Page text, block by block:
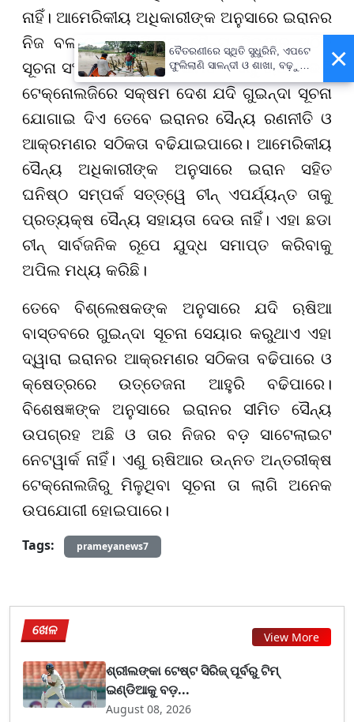
ନାହିଁ। ଆମେରିକୀୟ ଅଧିକାରୀଙ୍କ ଅନୁସାରେ ଇରାନର
ନିଜ ବଳରେ ଆମେରିକୀୟ ସୈନ୍ୟ ଠିକଣାର ସଠିକ
ସୂଚନା ସଂଗ୍ରହର କ୍ଷମତା ସୀମିତ । ଏଣୁ ଋଷିଆ ଭଳି
ଟେକ୍ନୋଲଜିରେ ସକ୍ଷମ ଦେଶ ଯଦି ଗୁଇନ୍ଦା ସୂଚନା
ଯୋଗାଇ ଦିଏ ତେବେ ଇରାନର ସୈନ୍ୟ ରଣନୀତି ଓ
ଆକ୍ରମଣର ସଠିକତା ବଢିଯାଇପାରେ। ଆମେରିକୀୟ
ସୈନ୍ୟ ଅଧିକାରୀଙ୍କ ଅନୁସାରେ ଇରାନ ସହିତ
ଘନିଷ୍ଠ ସମ୍ପର୍କ ସତ୍ତ୍ୱେ ଚୀନ୍ ଏପର୍ଯ୍ୟନ୍ତ ତାକୁ
ପ୍ରତ୍ୟକ୍ଷ ସୈନ୍ୟ ସହାୟତା ଦେଉ ନାହିଁ। ଏହା ଛଡା
ଚୀନ୍ ସାର୍ବଜନିକ ରୂପେ ଯୁଦ୍ଧ ସମାପ୍ତ କରିବାକୁ
ଅପିଲ ମଧ୍ୟ କରିଛି।
ତେବେ ବିଶ୍ଲେଷକଙ୍କ ଅନୁସାରେ ଯଦି ଋଷିଆ
ବାସ୍ତବରେ ଗୁଇନ୍ଦା ସୂଚନା ସେୟାର କରୁଥାଏ ଏହା
ଦ୍ୱାରା ଇରାନର ଆକ୍ରମଣର ସଠିକତା ବଢିପାରେ ଓ
କ୍ଷେତ୍ରରେ ଉତ୍ତେଜନା ଆହୁରି ବଢିପାରେ।
ବିଶେଷଜ୍ଞଙ୍କ ଅନୁସାରେ ଇରାନର ସୀମିତ ସୈନ୍ୟ
ଉପଗ୍ରହ ଅଛି ଓ ତାର ନିଜର ବଡ଼ ସାଟେଲାଇଟ
ନେଟୱାର୍କ ନାହିଁ। ଏଣୁ ଋଷିଆର ଉନ୍ନତ ଅନ୍ତରୀକ୍ଷ
ଟେକ୍ନୋଲଜିରୁ ମିଳୁଥିବା ସୂଚନା ତା ଲାଗି ଅନେକ
ଉପଯୋଗୀ ହୋଇପାରେ।
Tags:
prameyanews7
ଖେଳ View More
ଶ୍ରୀଲଙ୍କା ଟେଷ୍ଟ ସିରିଜ୍‌ ପୂର୍ବରୁ ଟିମ୍‌
ଇଣ୍ଡିଆକୁ ବଡ଼...
August 08, 2026
×
ବୈତରଣୀରେ ସ୍ଥିତି ସୁଧୁରିନି, ଏପଟେ
ଫୁଲିଲାଣି ସାଳନ୍ଦୀ ଓ ଶାଖା, ବଢ଼ୁଛି
ବନ୍ୟା ଭୟ